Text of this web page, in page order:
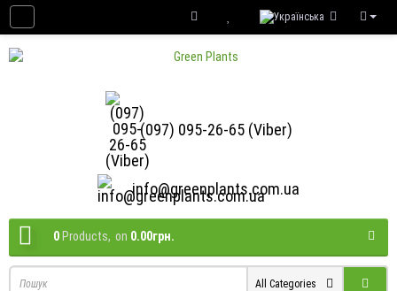
(097) 095-26-65 (Viber)
info@greenplants.com.ua
0 Products, on 0.00грн.
All Categories